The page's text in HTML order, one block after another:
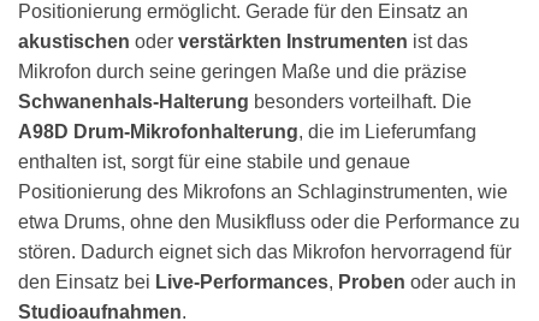
Positionierung ermöglicht. Gerade für den Einsatz an
akustischen oder verstärkten Instrumenten ist das
Mikrofon durch seine geringen Maße und die präzise
Schwanenhals-Halterung besonders vorteilhaft. Die
A98D Drum-Mikrofonhalterung, die im Lieferumfang
enthalten ist, sorgt für eine stabile und genaue
Positionierung des Mikrofons an Schlaginstrumenten, wie
etwa Drums, ohne den Musikfluss oder die Performance zu
stören. Dadurch eignet sich das Mikrofon hervorragend für
den Einsatz bei Live-Performances, Proben oder auch in
Studioaufnahmen.